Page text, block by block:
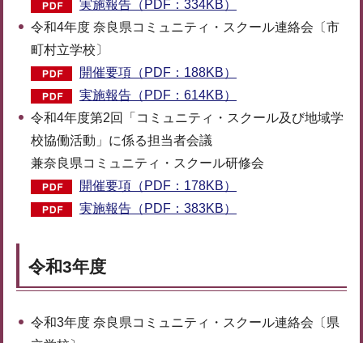
実施報告（PDF：334KB）
令和4年度 奈良県コミュニティ・スクール連絡会〔市
町村立学校〕
開催要項（PDF：188KB）
実施報告（PDF：614KB）
令和4年度第2回「コミュニティ・スクール及び地域学
校協働活動」に係る担当者会議
兼奈良県コミュニティ・スクール研修会
開催要項（PDF：178KB）
実施報告（PDF：383KB）
令和3年度
令和3年度 奈良県コミュニティ・スクール連絡会〔県